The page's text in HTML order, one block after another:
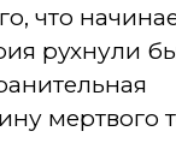
что
рухнули
мертвого